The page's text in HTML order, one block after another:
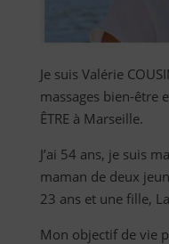
Je suis Valérie
massages bien-être
ÊTRE à Marseille.
J’ai 54 ans, je suis
maman de deux
23 ans et une fille,
Mon objectif de vie